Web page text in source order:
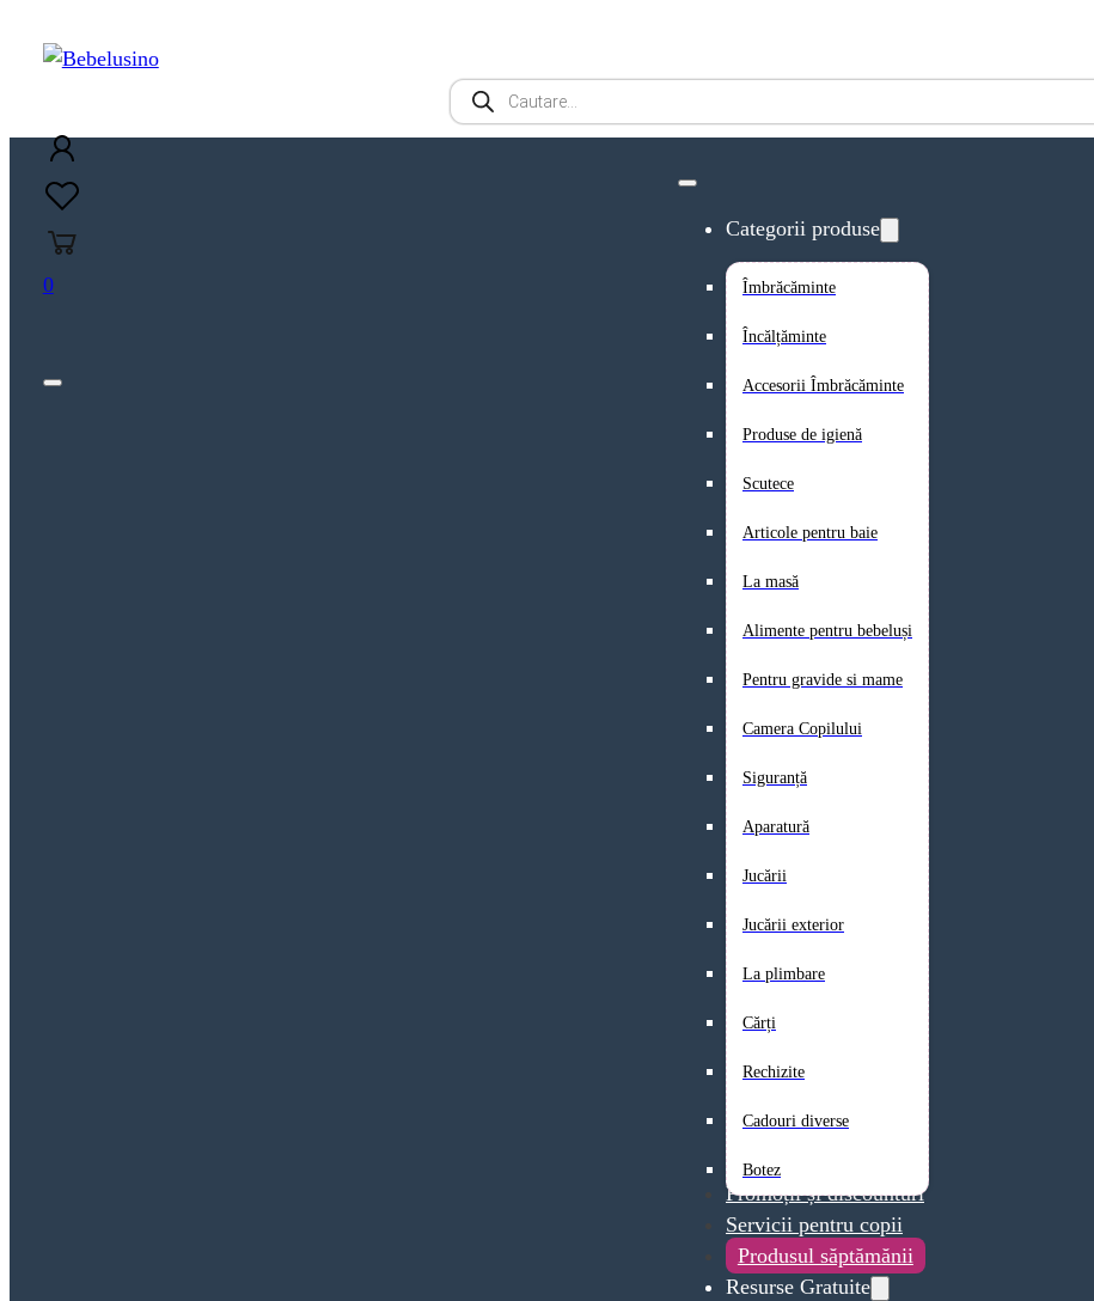
Products
search
0
Categorii produse
Îmbrăcăminte
Încălțăminte
Accesorii Îmbrăcăminte
Produse de igienă
Scutece
Articole pentru baie
La masă
Alimente pentru bebeluși
Pentru gravide si mame
Camera Copilului
Siguranță
Aparatură
Jucării
Jucării exterior
La plimbare
Cărți
Rechizite
Cadouri diverse
Botez
Promoții și discounturi
Servicii pentru copii
Produsul săptămănii
Resurse Gratuite